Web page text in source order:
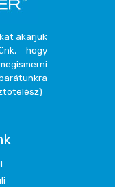
akarjuk
hogy